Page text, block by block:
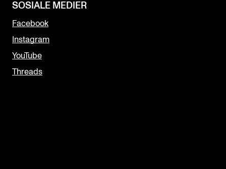
SOSIALE MEDIER
Facebook
Instagram
YouTube
Threads